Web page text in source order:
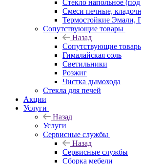
Стекло напольное
Смеси печные,
Термостойкие Эмали,
Сопутствующие товары
Назад
Сопутствующие
Гималайская соль
Светильники
Розжиг
Чистка дымохода
Стекла для печей
Акции
Услуги
Назад
Услуги
Сервисные службы
Назад
Сервисные службы
Сборка мебели